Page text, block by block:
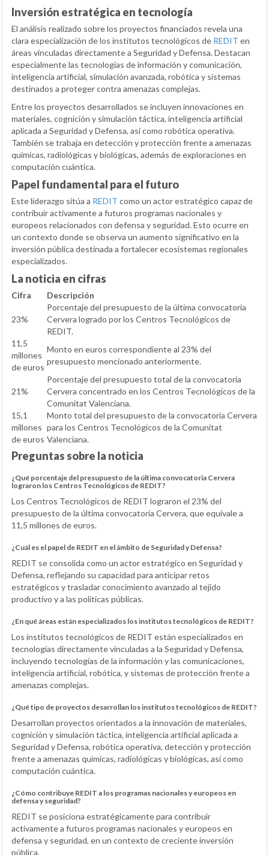
Inversión estratégica en tecnología
El análisis realizado sobre los proyectos financiados revela una
clara especialización de los institutos tecnológicos de REDIT en
áreas vinculadas directamente a Seguridad y Defensa. Destacan
especialmente las tecnologías de información y comunicación,
inteligencia artificial, simulación avanzada, robótica y sistemas
destinados a proteger contra amenazas complejas.
Entre los proyectos desarrollados se incluyen innovaciones en
materiales, cognición y simulación táctica, inteligencia artificial
aplicada a Seguridad y Defensa, así como robótica operativa.
También se trabaja en detección y protección frente a amenazas
químicas, radiológicas y biológicas, además de exploraciones en
computación cuántica.
Papel fundamental para el futuro
Este liderazgo sitúa a REDIT como un actor estratégico capaz de
contribuir activamente a futuros programas nacionales y
europeos relacionados con defensa y seguridad. Esto ocurre en
un contexto donde se observa un aumento significativo en la
inversión pública destinada a fortalecer ecosistemas regionales
especializados.
La noticia en cifras
Cifra Descripción
23%
Porcentaje del presupuesto de la última convocatoria
Cervera logrado por los Centros Tecnológicos de
REDIT.
11,5
millones
de euros
Monto en euros correspondiente al 23% del
presupuesto mencionado anteriormente.
21%
Porcentaje del presupuesto total de la convocatoria
Cervera concentrado en los Centros Tecnológicos de la
Comunitat Valenciana.
15,1
millones
de euros
Monto total del presupuesto de la convocatoria Cervera
para los Centros Tecnológicos de la Comunitat
Valenciana.
Preguntas sobre la noticia
¿Qué porcentaje del presupuesto de la última convocatoria Cervera
lograron los Centros Tecnológicos de REDIT?
Los Centros Tecnológicos de REDIT lograron el 23% del
presupuesto de la última convocatoria Cervera, que equivale a
11,5 millones de euros.
¿Cuál es el papel de REDIT en el ámbito de Seguridad y Defensa?
REDIT se consolida como un actor estratégico en Seguridad y
Defensa, reflejando su capacidad para anticipar retos
estratégicos y trasladar conocimiento avanzado al tejido
productivo y a las políticas públicas.
¿En qué áreas están especializados los institutos tecnológicos de REDIT?
Los institutos tecnológicos de REDIT están especializados en
tecnologías directamente vinculadas a la Seguridad y Defensa,
incluyendo tecnologías de la información y las comunicaciones,
inteligencia artificial, robótica, y sistemas de protección frente a
amenazas complejas.
¿Qué tipo de proyectos desarrollan los institutos tecnológicos de REDIT?
Desarrollan proyectos orientados a la innovación de materiales,
cognición y simulación táctica, inteligencia artificial aplicada a
Seguridad y Defensa, robótica operativa, detección y protección
frente a amenazas químicas, radiológicas y biológicas, así como
computación cuántica.
¿Cómo contribuye REDIT a los programas nacionales y europeos en
defensa y seguridad?
REDIT se posiciona estratégicamente para contribuir
activamente a futuros programas nacionales y europeos en
defensa y seguridad, en un contexto de creciente inversión
pública.